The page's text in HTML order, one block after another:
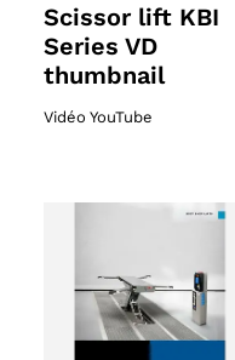
61 products
Scissor lift KBI
Series VD
thumbnail
Vidéo YouTube